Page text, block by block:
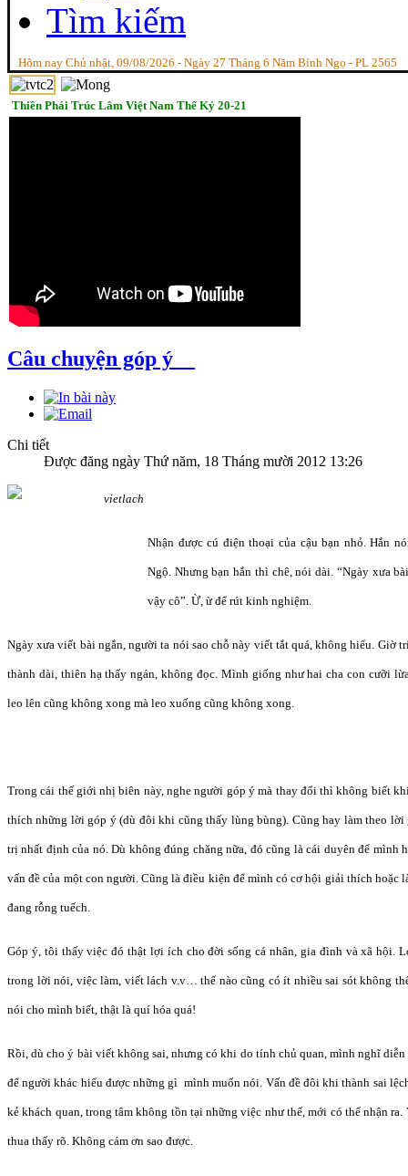
Tìm kiếm
Hôm nay Chủ nhật, 09/08/2026 - Ngày 27 Tháng 6 Năm Bính Ngọ - PL 2565
Thiền Phái Trúc Lâm Việt Nam Thế Kỷ 20-21
Câu chuyện góp ý
Chi tiết
Được đăng ngày Thứ năm, 18 Tháng mười 2012 13:26
Nhận được cú điện thoại của cậu bạn nhỏ. Hắn
Ngộ. Nhưng bạn hắn thì chê, nói dài. “Ngày xưa
vậy cô”. Ừ, ừ để rút kinh nghiệm.
Ngày xưa viết bài ngắn, người ta nói sao chỗ này viết tắt quá, không hiểu. Giờ
thành dài, thiên hạ thấy ngán, không đọc. Mình giống như hai cha con cưỡi
leo lên cũng không xong mà leo xuống cũng không xong.
Trong cái thế giới nhị biên này, nghe người góp ý mà thay đổi thì không biết
thích những lời góp ý (dù đôi khi cũng thấy lùng bùng). Cũng hay làm theo
trị nhất định của nó. Dù không đúng chăng nữa, đó cũng là cái duyên để mình
vấn đề của một con người. Cũng là điều kiện để mình có cơ hội giải thích hoặc
đang rỗng tuếch.
Góp ý, tôi thấy việc đó thật lợi ích cho đời sống cá nhân, gia đình và xã hội.
trong lời nói, việc làm, viết lách v.v… thế nào cũng có ít nhiều sai sót không
nói cho mình biết, thật là quí hóa quá!
Rồi, dù cho ý bài viết không sai, nhưng có khi do tính chủ quan, mình nghĩ
để người khác hiểu được những gì mình muốn nói. Vấn đề đôi khi thành sai
kẻ khách quan, trong tâm không tồn tại những việc như thế, mới có thể nhận
thua thấy rõ. Không cám ơn sao được.